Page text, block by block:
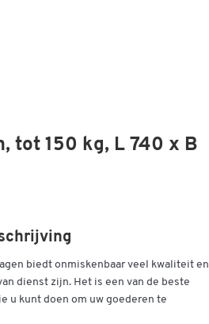
tot 150 kg, L 740 x B
biedt onmiskenbaar veel kwaliteit en
dienst zijn. Het is een van de beste
u kunt doen om uw goederen te